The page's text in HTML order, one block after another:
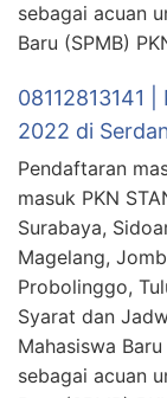
sebagai acuan
Baru (SPMB)
08112813141
2022 di
Pendaftaran
masuk PKN
Surabaya,
Magelang,
Probolinggo,
Syarat dan
Mahasiswa
sebagai acuan